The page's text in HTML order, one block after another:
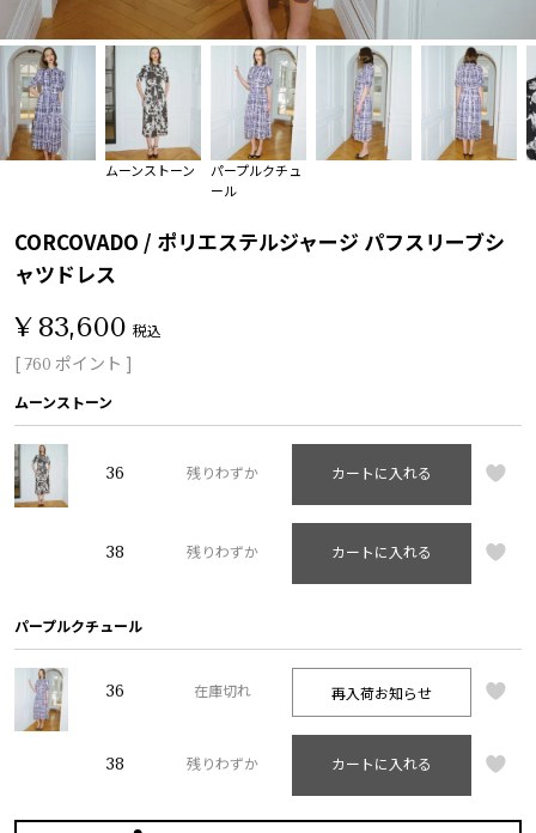
ムーンストーン
パープルクチュ
ール
CORCOVADO / ポリエステルジャージ パフスリーブシ
ャツドレス
¥ 83,600 税込
[760 ポイント ]
ムーンストーン
36 残りわずか カートに入れる
38 残りわずか カートに入れる
パープルクチュール
36 在庫切れ 再入荷お知らせ
38 残りわずか カートに入れる